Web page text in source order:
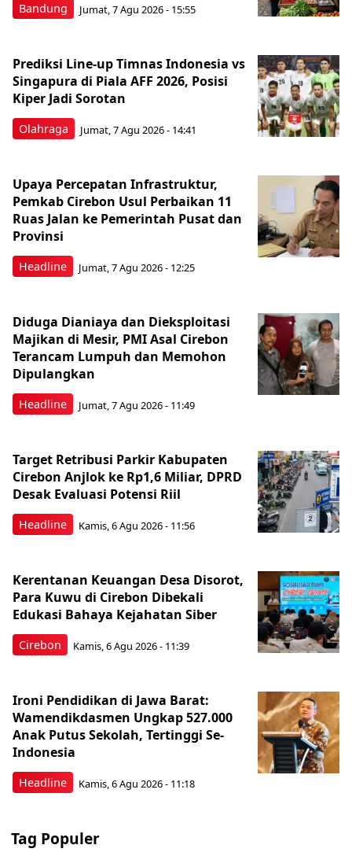
Bandung Jumat, 7 Agu 2026 - 15:55
Olahraga
Prediksi Line-up Timnas Indonesia vs
Singapura di Piala AFF 2026, Posisi
Kiper Jadi Sorotan
Jumat, 7 Agu 2026 - 14:41
Headline
Upaya Percepatan Infrastruktur,
Pemkab Cirebon Usul Perbaikan 11
Ruas Jalan ke Pemerintah Pusat dan
Provinsi
Jumat, 7 Agu 2026 - 12:25
Headline
Diduga Dianiaya dan Dieksploitasi
Majikan di Mesir, PMI Asal Cirebon
Terancam Lumpuh dan Memohon
Dipulangkan
Jumat, 7 Agu 2026 - 11:49
Headline
Target Retribusi Parkir Kabupaten
Cirebon Anjlok ke Rp1,6 Miliar, DPRD
Desak Evaluasi Potensi Riil
Kamis, 6 Agu 2026 - 11:56
Cirebon
Kerentanan Keuangan Desa Disorot,
Para Kuwu di Cirebon Dibekali
Edukasi Bahaya Kejahatan Siber
Kamis, 6 Agu 2026 - 11:39
Headline
Ironi Pendidikan di Jawa Barat:
Wamendikdasmen Ungkap 527.000
Anak Putus Sekolah, Tertinggi Se-
Indonesia
Kamis, 6 Agu 2026 - 11:18
Tag Populer